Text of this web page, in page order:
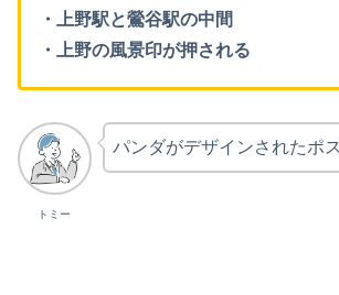
・上野駅と鶯谷駅の中間
・上野の風景印が押される
トミー
パンダがデザインされたポ